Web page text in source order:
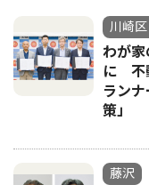
川崎
わが家
に 不
ラン
策」
藤沢